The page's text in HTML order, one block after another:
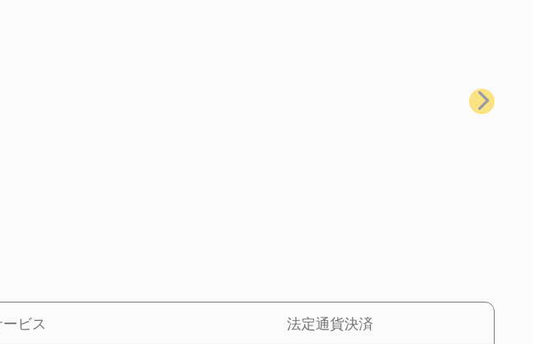
次へ
ビス 法定通貨決済